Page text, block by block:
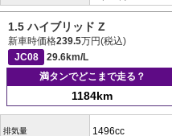
1.5 ハイブリッド Z
新車時価格239.5万円(税込)
JC08
29.6km/L
満タンでどこまで走る？
1184km
排気量 1496cc